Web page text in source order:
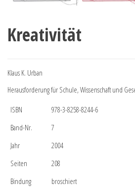
Kreativität
Klaus K. Urban
Herausforderung für Schule, Wissenschaft und
ISBN
978-3-8258-8244-6
Band-Nr.
7
Jahr
2004
Seiten
208
Bindung
broschiert